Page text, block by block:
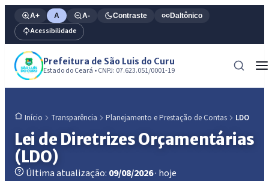
A+ A A- Contraste Daltônico
Acessibilidade
Prefeitura de São Luis do Curu
Estado do Ceará • CNPJ: 07.623.051/0001-19
Início Transparência Planejamento e Prestação de Contas LDO
Lei de Diretrizes Orçamentárias
(LDO)
Última atualização: 09/08/2026· hoje